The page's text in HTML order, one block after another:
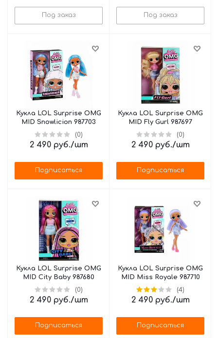
Под заказ Под заказ
Кукла LOL Surprise OMG
MID Snowlicion 987703
(0)
2 490руб./шт
Подписаться
Кукла LOL Surprise OMG
MID Fly Gurl 987697
(0)
2 490руб./шт
Подписаться
Кукла LOL Surprise OMG
MID City Baby 987680
(0)
2 490руб./шт
Подписаться
Кукла LOL Surprise OMG
MID Miss Royale 987710
(4)
2 490руб./шт
Подписаться